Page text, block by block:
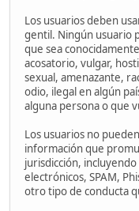
Los usuarios deben
gentil. Ningún usuario
que sea
acosatorio, vulgar,
sexual, amenazante,
odio, ilegal en algún
alguna persona o que
Los usuarios no
información que
jurisdicción,
electrónicos, SPAM,
otro tipo de conducta